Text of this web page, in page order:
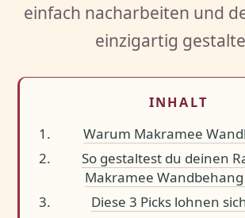
einfach nacharbeiten und
einzigartig
INHALT
Warum Makramee
So gestaltest du deinen
Makramee
Diese 3 Picks lohnen